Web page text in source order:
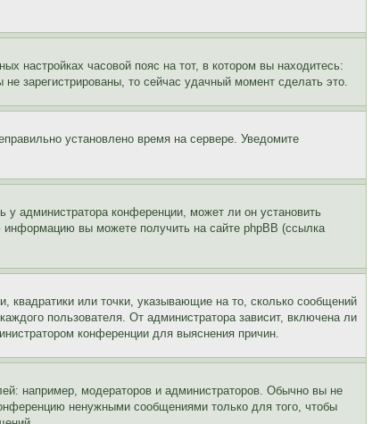
настройках часовой пояс на тот, в котором вы находитесь:
зарегистрированы, то сейчас удачный момент сделать это.
установлено время на сервере. Уведомите
администратора конференции, может ли он установить
информацию вы можете получить на сайте phpBB (ссылка
квадратики или точки, указывающие на то, сколько сообщений
пользователя. От администратора зависит, включена ли
конференции для выяснения причин.
например, модераторов и администраторов. Обычно вы не
ненужными сообщениями только для того, чтобы